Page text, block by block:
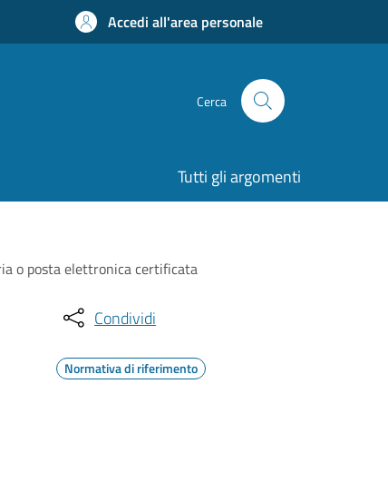
Accedi all'area personale
Cerca
Tutti gli argomenti
o posta elettronica certificata
Condividi
Normativa di riferimento